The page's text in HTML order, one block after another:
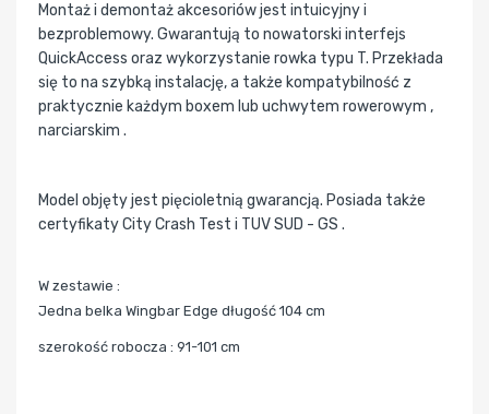
Montaż i demontaż akcesoriów jest intuicyjny i
bezproblemowy. Gwarantują to nowatorski interfejs
QuickAccess oraz wykorzystanie rowka typu T. Przekłada
się to na szybką instalację, a także kompatybilność z
praktycznie każdym boxem lub uchwytem rowerowym ,
narciarskim .
Model objęty jest pięcioletnią gwarancją. Posiada także
certyfikaty City Crash Test i TUV SUD - GS .
W zestawie :
Jedna belka Wingbar Edge długość 104 cm
szerokość robocza : 91-101 cm